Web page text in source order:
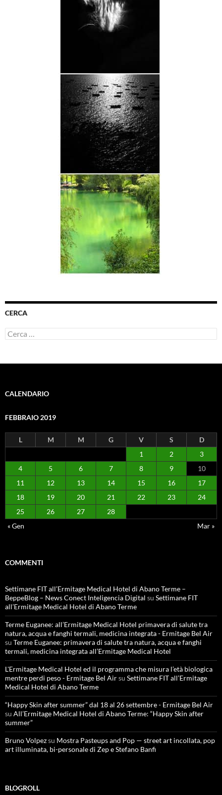
CERCA
Ricerca
per:
CALENDARIO
FEBBRAIO 2019
L M M G V S
D
1
2
3
4
5 6 7 8 9
10
11
12 13 14 15 16
17
18
19 20 21 22 23
24
25
26 27
28
« Gen
Mar »
COMMENTI
Settimane FIT all’Ermitage Medical Hotel di Abano Terme –
BeppeBlog – News Conect Inteligencia Digital su Settimane FIT
all’Ermitage Medical Hotel di Abano Terme
Terme Euganee: all’Ermitage Medical Hotel primavera di salute tra
natura, acqua e fanghi termali, medicina integrata - Ermitage Bel Air
su Terme Euganee: primavera di salute tra natura, acqua e fanghi
termali, medicina integrata all’Ermitage Medical Hotel
L'Ermitage Medical Hotel ed il programma che misura l’età biologica
mentre perdi peso - Ermitage Bel Airsu Settimane FIT all’Ermitage
Medical Hotel di Abano Terme
“Happy Skin after summer” dal 18 al 26 settembre - Ermitage Bel Air
su All’Ermitage Medical Hotel di Abano Terme: “Happy Skin after
summer”
Bruno Volpezsu Mostra Pasteups and Pop — street art incollata, pop
art illuminata, bi-personale di Zep e Stefano Banfi
BLOGROLL